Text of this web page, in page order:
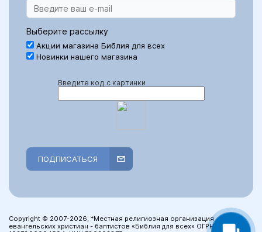
Выберите рассылку
Акции магазина Библия для всех
Новинки нашего магазина
Введите код с картинки
ПОДПИСАТЬСЯ
Copyright © 2007-2026, *Местная религиозная организация
евангельских христиан - баптистов «Библия для всех» ОГРН: